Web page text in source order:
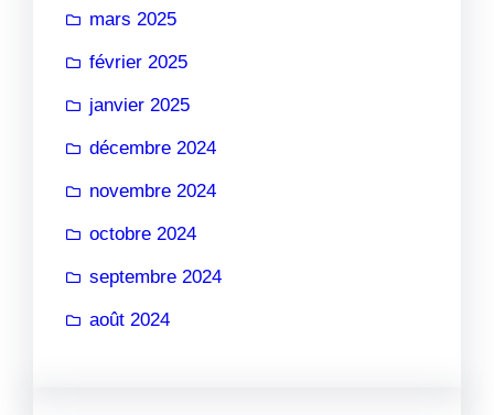
mars 2025
février 2025
janvier 2025
décembre 2024
novembre 2024
octobre 2024
septembre 2024
août 2024